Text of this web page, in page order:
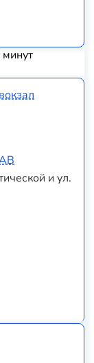
и ул.